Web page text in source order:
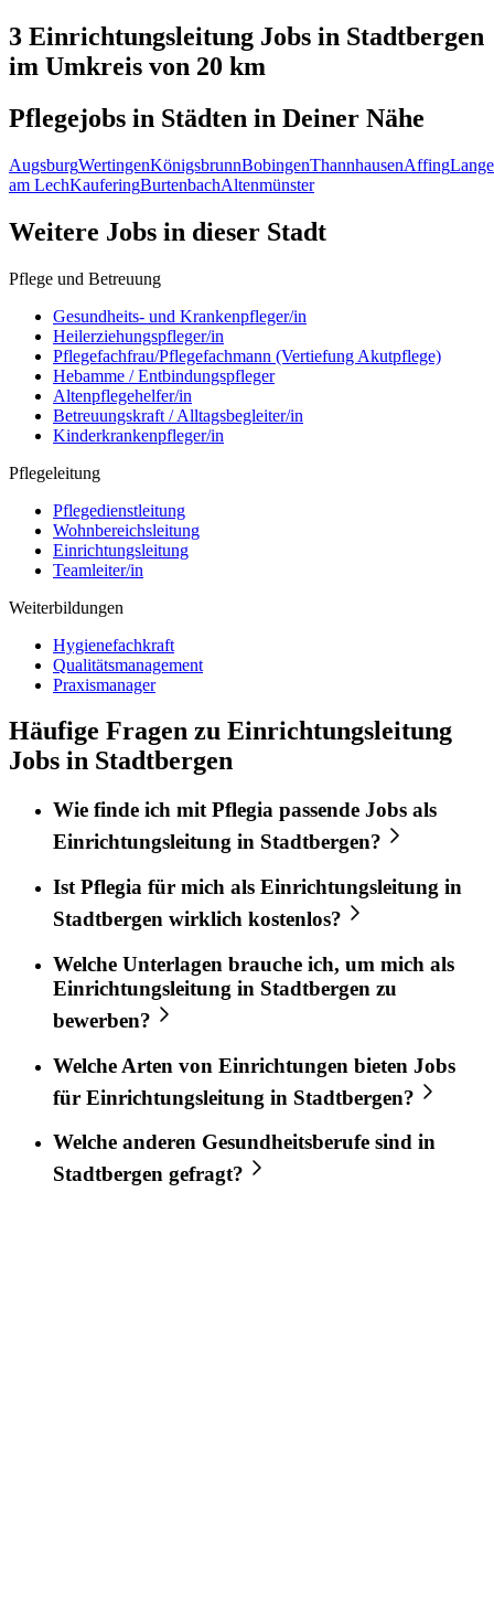
3 Einrichtungsleitung Jobs in Stadtbergen
im Umkreis von 20 km
Pflegejobs in Städten in Deiner Nähe
AugsburgWertingenKönigsbrunnBobingenThannhausenAffing
am LechKauferingBurtenbachAltenmünster
Weitere Jobs in dieser Stadt
Pflege und Betreuung
Gesundheits- und Krankenpfleger/in
Heilerziehungspfleger/in
Pflegefachfrau/Pflegefachmann (Vertiefung Akutpflege)
Hebamme / Entbindungspfleger
Altenpflegehelfer/in
Betreuungskraft / Alltagsbegleiter/in
Kinderkrankenpfleger/in
Pflegeleitung
Pflegedienstleitung
Wohnbereichsleitung
Einrichtungsleitung
Teamleiter/in
Weiterbildungen
Hygienefachkraft
Qualitätsmanagement
Praxismanager
Häufige Fragen zu Einrichtungsleitung
Jobs in Stadtbergen
Wie finde ich mitPflegia passende Jobs als
Einrichtungsleitung in Stadtbergen?
Ist Pflegia für mich als Einrichtungsleitung in
Stadtbergen wirklich kostenlos?
Welche Unterlagen brauche ich, um mich als
Einrichtungsleitung in Stadtbergen zu
bewerben?
Welche Arten von Einrichtungen bieten Jobs
für Einrichtungsleitung in Stadtbergen?
Welche anderen Gesundheitsberufe sind in
Stadtbergen gefragt?